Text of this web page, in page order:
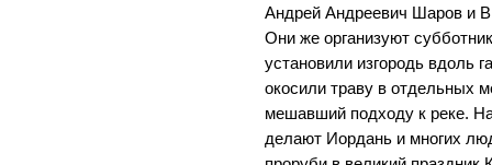
Андрей Андреевич Шаров и
Они же организуют
установили изгородь вдоль
окосили траву в отдельных
мешавший подходу к реке.
делают Иордань и многих